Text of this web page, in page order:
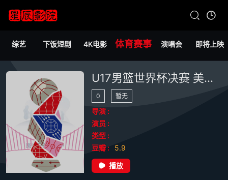
综艺 下饭短剧 4K电影 体育赛事 演唱会 即将上映
U17男篮世界杯决赛 美国VS塞尔维亚20260706
0 暂无
导演 :
演员 :
类型 :
豆瓣 :
5.9
播放